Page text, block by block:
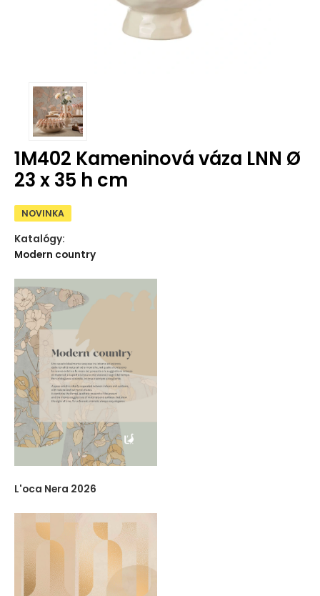
1M402 Kameninová váza LNN Ø
23 x 35 h cm
NOVINKA
Katalógy:
Modern country
L'oca Nera 2026